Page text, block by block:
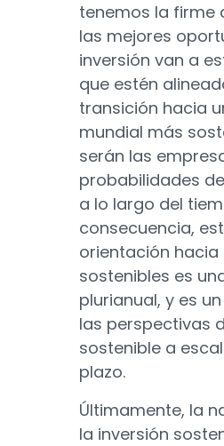
tenemos la firme
las mejores
inversión van a
que estén
transición hacia
mundial más
serán las
probabilidades
a lo largo del
consecuencia,
orientación
sostenibles es
plurianual, y es
las perspectivas
sostenible a
plazo.
Últimamente, la
la inversión